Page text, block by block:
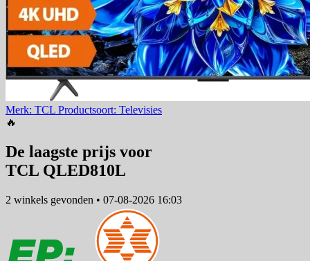
Merk: TCL Productsoort: Televisies
🔥
De laagste prijs voor
TCL QLED810L
2 winkels gevonden • 07-08-2026 16:03